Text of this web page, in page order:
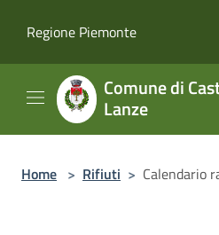
Regione Piemonte
Comune di
Lanze
Home > Rifiuti > Calendario